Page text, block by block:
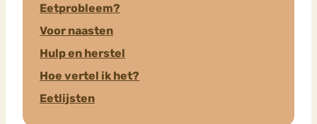
Eetprobleem?
Voor naasten
Hulp en herstel
Hoe vertel ik het?
Eetlijsten